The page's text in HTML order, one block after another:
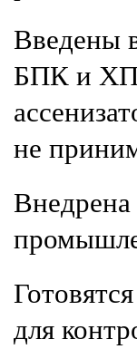
Введены
БПК и
не
Внедрена
для